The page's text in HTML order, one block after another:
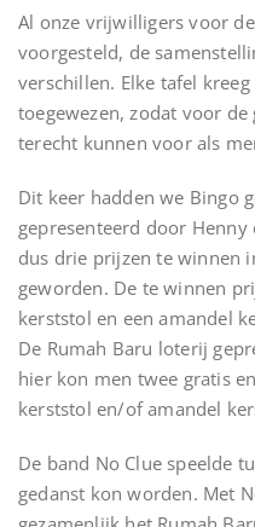
Al onze vrijwilligers voor
voorgesteld, de
verschillen. Elke tafel
toegewezen, zodat voor
terecht kunnen voor als
Dit keer hadden we Bingo
gepresenteerd door
dus drie prijzen te winnen
geworden. De te winnen
kerststol en een amandel
De Rumah Baru loterij
hier kon men twee gratis
kerststol en/of amandel
De band No Clue speelde
gedanst kon worden. Met